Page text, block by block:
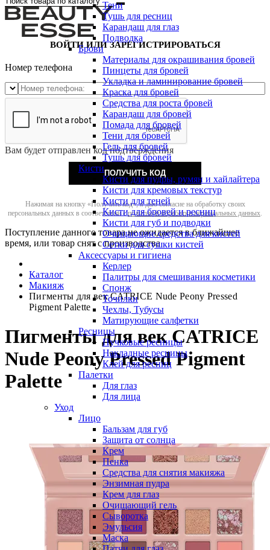
Тени
Тушь для ресниц
Карандаш для глаз
Подводка
Брови
Материалы для окрашивания бровей
Пинцеты для бровей
Укладка и ламинирование бровей
Краска для бровей
Средства для роста бровей
Карандаш для бровей
Помада для бровей
Тени для бровей
Гель для бровей
Тушь для бровей
Кисти
Кисти для пудры, румян и хайлайтера
Кисти для кремовых текстур
Кисти для теней
Кисти для бровей и ресниц
Кисти для губ и подводки
Очищающие средства для кистей
Сетки для сушки кистей
Аксессуары и гигиена
Керлер
Палитры для смешивания косметики
Спонж
Точилки
Чехлы, Тубусы
Матирующие салфетки
Ресницы
Пучковые ресницы
Накладные ресницы
Клей для ресниц
Палетки
Для глаз
Для лица
Уход
Лицо
Бальзам для губ
Защита от солнца
Крем
Пенка
Средства для снятия макияжа
Энзимная пудра
Крем для глаз
Очищающий гель
Сыворотка
Эмульсия
Маска
ВОЙТИ ИЛИ ЗАРЕГИСТРИРОВАТЬСЯ
Номер телефона
Вам будет отправлен код подтверждения
ПОЛУЧИТЬ КОД
Нажимая на кнопку «Получить код», я даю согласие на обработку своих
персональных данных в соответствии сполитикой обработки персональных данных.
Поступление данного товара не ожидается в ближайшее
время, или товар снят с производства
Каталог
Макияж
Пигменты для век CATRICE Nude Peony Pressed
Pigment Palette
Пигменты для век CATRICE
Nude Peony Pressed Pigment
Palette